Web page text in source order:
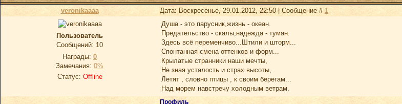
veronikaaaa
Дата: Воскресенье, 29.01.2012, 22:50 | Сообщение # 1
Пользователь
Сообщений: 10
Награды: 0
Замечания: 0%
Статус: Offline
Душа - это парусник,жизнь - океан.
Предательство - скалы,надежда - туман.
Здесь всё переменчиво...Штили и шторм...
Спонтанная смена оттенков и форм...
Крылатые странники наши мечты,
Не зная усталость и страх высоты,
Летят , словно птицы , к своим берегам...
Над морем навстречу холодным ветрам.
Профиль